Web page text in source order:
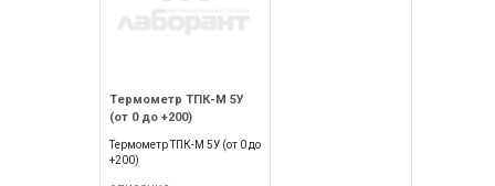
Термометр ТПК-М 5У
(от 0 до +200)
Термометр ТПК-М 5У (от 0 до
+200)